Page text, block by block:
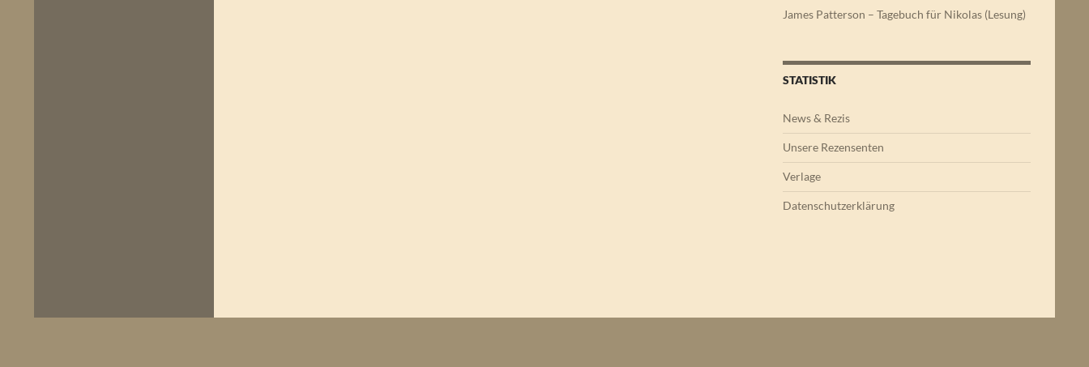
James Patterson – Tagebuch für Nikolas (Lesung)
STATISTIK
News & Rezis
Unsere Rezensenten
Verlage
Datenschutzerklärung